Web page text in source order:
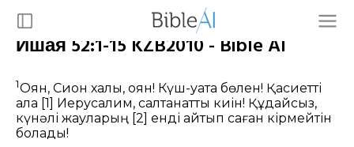
Ишая 52:1-15 KZB2010 - Bible AI
1Оян, Сион халқы, оян! Күш-қуатқа бөлен! Қасиетті
қала [1] Иерусалим, салтанатты киін! Құдайсыз,
күнәлі жауларың [2] енді қайтып саған кірмейтін
болады!